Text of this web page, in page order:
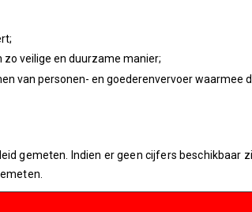
zo veilige en duurzame manier;
van personen- en goederenvervoer waarmee
gemeten. Indien er geen cijfers beschikbaar